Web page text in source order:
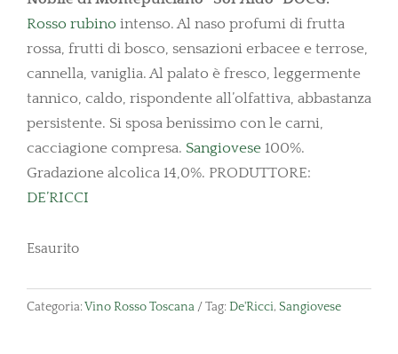
Rosso rubino intenso. Al naso profumi di frutta
rossa, frutti di bosco, sensazioni erbacee e terrose,
cannella, vaniglia. Al palato è fresco, leggermente
tannico, caldo, rispondente all’olfattiva, abbastanza
persistente. Si sposa benissimo con le carni,
cacciagione compresa. Sangiovese 100%.
Gradazione alcolica 14,0%. PRODUTTORE:
DE’RICCI
Esaurito
Categoria:Vino Rosso Toscana Tag: De'Ricci, Sangiovese